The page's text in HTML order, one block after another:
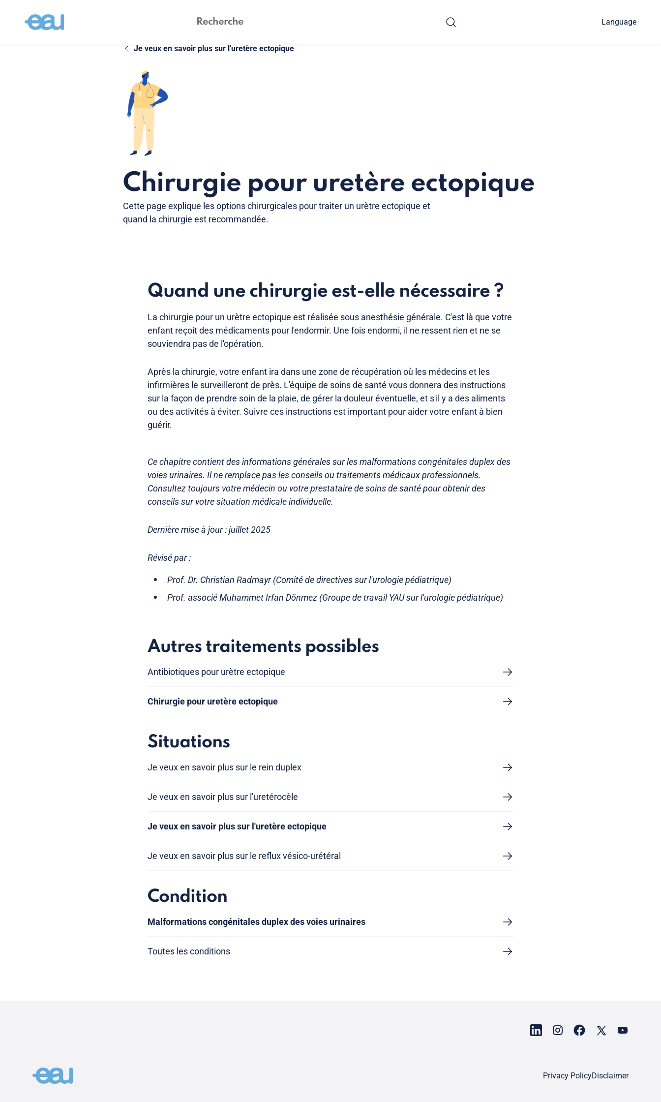
Language
Je veux en savoir plus sur l'uretère ectopique
Chirurgie pour uretère ectopique
Cette page explique les options chirurgicales pour traiter un urètre ectopique et
quand la chirurgie est recommandée.
Quand une chirurgie est-elle nécessaire ?
La chirurgie pour un urètre ectopique est réalisée sous anesthésie générale. C'est là que votre
enfant reçoit des médicaments pour l'endormir. Une fois endormi, il ne ressent rien et ne se
souviendra pas de l'opération.
Après la chirurgie, votre enfant ira dans une zone de récupération où les médecins et les
infirmières le surveilleront de près. L'équipe de soins de santé vous donnera des instructions
sur la façon de prendre soin de la plaie, de gérer la douleur éventuelle, et s'il y a des aliments
ou des activités à éviter. Suivre ces instructions est important pour aider votre enfant à bien
guérir.
Ce chapitre contient des informations générales sur les malformations congénitales duplex des
voies urinaires. Il ne remplace pas les conseils ou traitements médicaux professionnels.
Consultez toujours votre médecin ou votre prestataire de soins de santé pour obtenir des
conseils sur votre situation médicale individuelle.
Dernière mise à jour : juillet 2025
Révisé par :
Prof. Dr. Christian Radmayr (Comité de directives sur l'urologie pédiatrique)
Prof. associé Muhammet Irfan Dönmez (Groupe de travail YAU sur l'urologie pédiatrique)
Autres traitements possibles
Antibiotiques pour urètre ectopique
Chirurgie pour uretère ectopique
Situations
Je veux en savoir plus sur le rein duplex
Je veux en savoir plus sur l'uretérocèle
Je veux en savoir plus sur l'uretère ectopique
Je veux en savoir plus sur le reflux vésico-urétéral
Condition
Malformations congénitales duplex des voies urinaires
Toutes les conditions
Privacy PolicyDisclaimer